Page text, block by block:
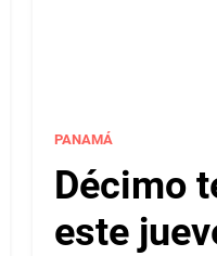
PANAMÁ
Décimo
este